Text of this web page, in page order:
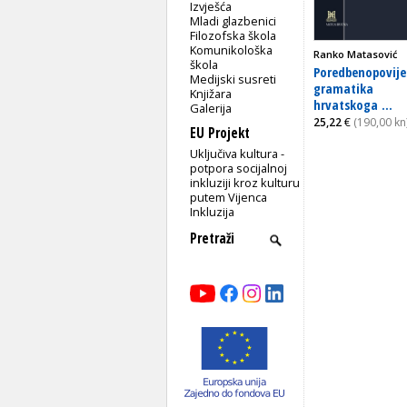
Izvješća
Mladi glazbenici
Filozofska škola
Komunikološka
škola
Medijski susreti
Knjižara
Galerija
EU Projekt
Uključiva kultura -
potpora socijalnoj
inkluziji kroz kulturu
putem Vijenca
Inkluzija
Ranko Matasović
gramatika
hrvatskoga ...
25,22€ (190,00